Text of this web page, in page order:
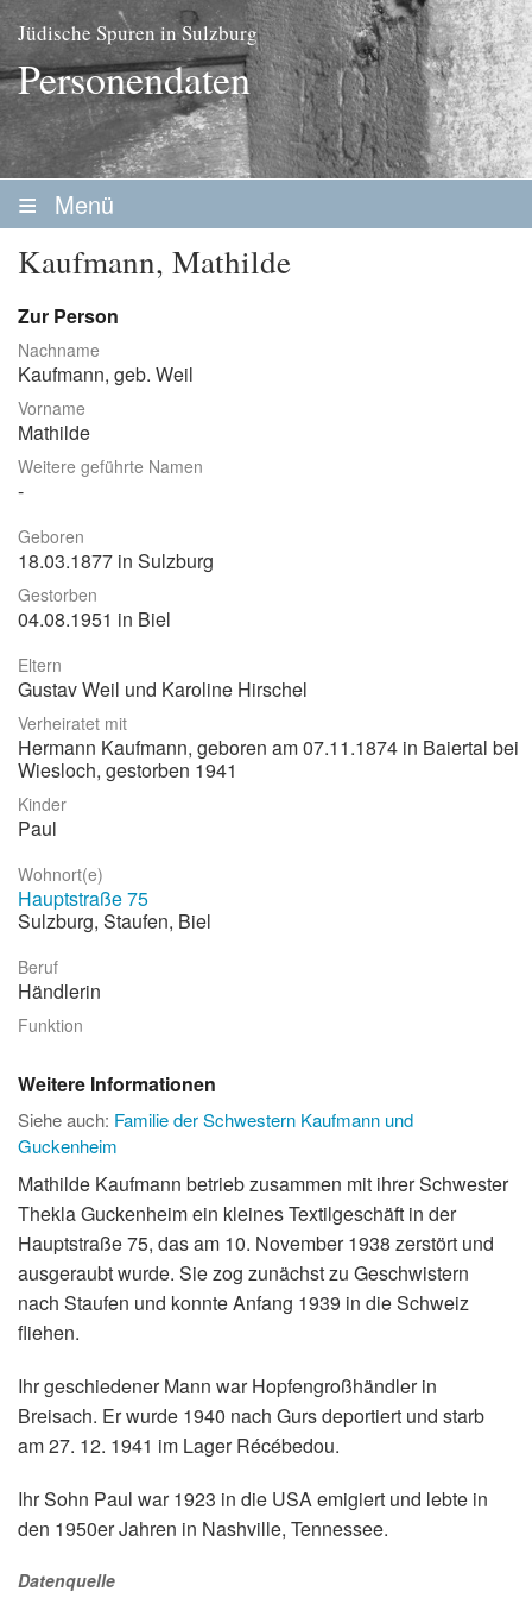
Jüdische Spuren in Sulzburg
Personendaten
Menü
Startseite
Personen
Personenliste
Familien
Vereine / Stiftungen
Stadtrundgang
Der Friedhof
Aktuelles
Suche
Kaufmann, Mathilde
Zur Person
Nachname
Kaufmann, geb. Weil
Vorname
Mathilde
Weitere geführte Namen
Geboren
18.03.1877 in Sulzburg
Gestorben
04.08.1951 in Biel
Eltern
Gustav Weil und Karoline Hirschel
Verheiratet mit
Hermann Kaufmann, geboren am 07.11.1874 in Baiertal bei
Wiesloch, gestorben 1941
Kinder
Paul
Wohnort(e)
Hauptstraße 75
Sulzburg, Staufen, Biel
Beruf
Händlerin
Funktion
Weitere Informationen
Siehe auch: Familie der Schwestern Kaufmann und
Guckenheim
Mathilde Kaufmann betrieb zusammen mit ihrer Schwester
Thekla Guckenheim ein kleines Textilgeschäft in der
Hauptstraße 75, das am 10. November 1938 zerstört und
ausgeraubt wurde. Sie zog zunächst zu Geschwistern
nach Staufen und konnte Anfang 1939 in die Schweiz
fliehen.
Ihr geschiedener Mann war Hopfengroßhändler in
Breisach. Er wurde 1940 nach Gurs deportiert und starb
am 27. 12. 1941 im Lager Récébedou.
Ihr Sohn Paul war 1923 in die USA emigiert und lebte in
den 1950er Jahren in Nashville, Tennessee.
Datenquelle